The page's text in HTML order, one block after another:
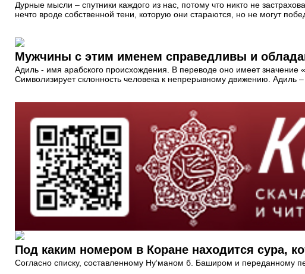
Дурные мысли – спутники каждого из нас, потому что никто не
нечто вроде собственной тени, которую они стараются, но не могут
Мужчины с этим именем справедливы и
Адиль - имя арабского происхождения. В переводе оно имеет
Символизирует склонность человека к непрерывному движению. Адиль –
Под каким номером в Коране находится сура,
Согласно списку, составленному Ну‘маном б. Баширом и переданному